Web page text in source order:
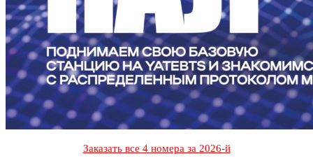
Заказать все 4 номера за 2026-й